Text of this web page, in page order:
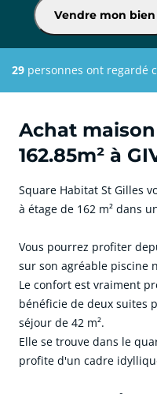
Achat
162.85m² à
Square Habitat St Gilles
à étage de 162 m² dans
Vous pourrez profiter
sur son agréable piscine
Le confort est vraiment
bénéficie de deux suites
séjour de 42 m².
Elle se trouve dans le
profite d'un cadre
Vendre mon bien
29 personnes ont regardé